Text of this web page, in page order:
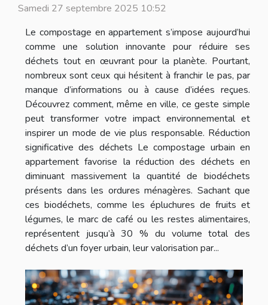
Samedi 27 septembre 2025 10:52
Le compostage en appartement s’impose aujourd’hui
comme une solution innovante pour réduire ses
déchets tout en œuvrant pour la planète. Pourtant,
nombreux sont ceux qui hésitent à franchir le pas, par
manque d’informations ou à cause d’idées reçues.
Découvrez comment, même en ville, ce geste simple
peut transformer votre impact environnemental et
inspirer un mode de vie plus responsable. Réduction
significative des déchets Le compostage urbain en
appartement favorise la réduction des déchets en
diminuant massivement la quantité de biodéchets
présents dans les ordures ménagères. Sachant que
ces biodéchets, comme les épluchures de fruits et
légumes, le marc de café ou les restes alimentaires,
représentent jusqu’à 30 % du volume total des
déchets d’un foyer urbain, leur valorisation par...